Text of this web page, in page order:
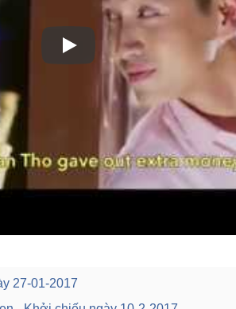
Play: Phim Bạn Gái Tôi Là Sếp
27-01-2017